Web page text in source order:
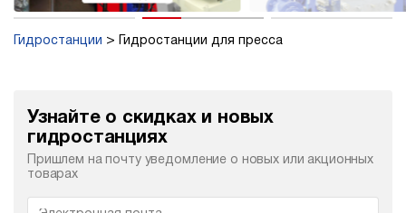
Гидростанции Гидростанции для пресса
Узнайте о скидках и новых
гидростанциях
Пришлем на почту уведомление о новых или акционных
товарах